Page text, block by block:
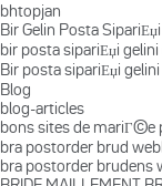
bhtopjan
Bir Gelin Posta SipariЕџi
bir posta sipariЕџi
Bir posta sipariЕџi
Blog
blog-articles
bons sites de mariГ©e
bra postorder brud
bra postorder brudens